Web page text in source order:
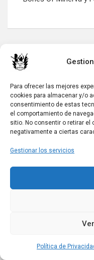
Para ofrecer las mejores
cookies para almacenar y/o
consentimiento de estas
el comportamiento de
sitio. No consentir o retirar
negativamente a ciertas
Gestionar los servicios
Política de
Entradas
LAS CHILI CON